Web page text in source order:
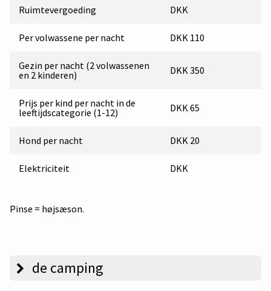
Ruimtevergoeding DKK
Per volwassene per nacht DKK 110
Gezin per nacht (2 volwassenen
en 2 kinderen)
DKK 350
Prijs per kind per nacht in de
leeftijdscategorie (1-12)
DKK 65
Hond per nacht DKK 20
Elektriciteit DKK
Pinse = højsæson.
de camping